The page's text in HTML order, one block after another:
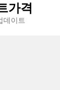
가격
데이트